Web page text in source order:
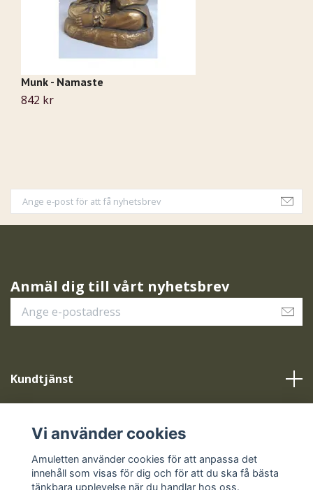
Munk - Namaste
842 kr
Anmäl dig till vårt nyhetsbrev
Kundtjänst
Sociala medier
Vi använder cookies
Amuletten använder cookies för att anpassa det
innehåll som visas för dig och för att du ska få bästa
tänkbara upplevelse när du handlar hos oss.